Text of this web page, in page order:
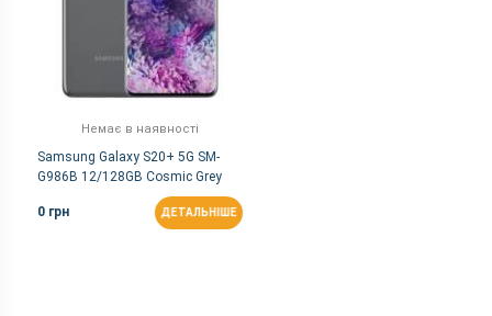
Немає в наявності
Samsung Galaxy S20+ 5G SM-
G986B 12/128GB Cosmic Grey
0 грн ДЕТАЛЬНІШЕ